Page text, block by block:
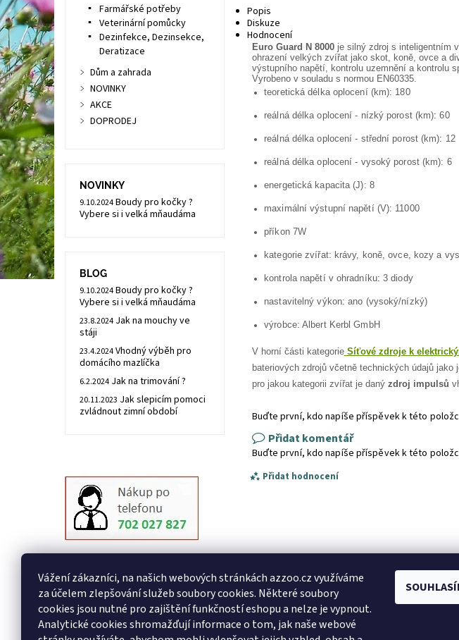
Popis
Diskuze
Hodnocení
Euro Guard N 8000je silný zdroj s inteligentním
ohrazení velkých zvířat jako skot, koně, ovce a
výstupního napětí, kontrolu uzemnění a kontrolu
Vyrobeno v souladu s normou EN60335.
teoretická délka oplocení (km): 180
reálná délka oplocení - nízký porost (km): 60
reálná délka oplocení - střední porost (km): 12
reálná délka oplocení - vysoký porost (km): 6
energetická kapacita (J): 8
maximální výstupní napětí (V): 11000
příkon 7W
kategorie zvířat: krávy, koně, ovce, kozy a
kontrola napětí v ohradníku: 3 diody
nastavitelný výkon: ano (vysoký/nízký)
výrobce: Albert Kerbl GmbH
V horní části kategorieSíťové zdroje k
bateriových zdrojů včetně technických údajů
pro jakou kategorii zvířat je daný zdroj impulsů
Buďte první, kdo napíše příspěvek k této
Přidat komentář
Buďte první, kdo napíše příspěvek k této
Přidat hodnocení
Farmářské potřeby
Veterinární pomůcky
Dezinfekce, Dezinsekce,
Deratizace
Dům a zahrada
NOVINKY
AKCE
DOPRODEJ
NOVINKY
9.10.2024Boudy pro kočky ?
Vybere si i velká mňaudáma
BLOG
9.10.2024Boudy pro kočky ?
Vybere si i velká mňaudáma
23.8.2024 Jak na mouchy ve
stáji
23.4.2024Vhodný výběh pro
domácího mazlíčka
6.2.2024 Jak na trimování ?
20.11.2023 Jak slepicím pomoci
zvládnout zimní období
Vážení zákazníci, na našich webových stránkách azzoo.cz využíváme
za účelem zlepšování služeb soubory cookies. Některé soubory
cookies jsou nutné pro zajištění funkčností eshopu a nelze je vypnout.
Analytické cookies shromažďují informace o tom, jak naše webové